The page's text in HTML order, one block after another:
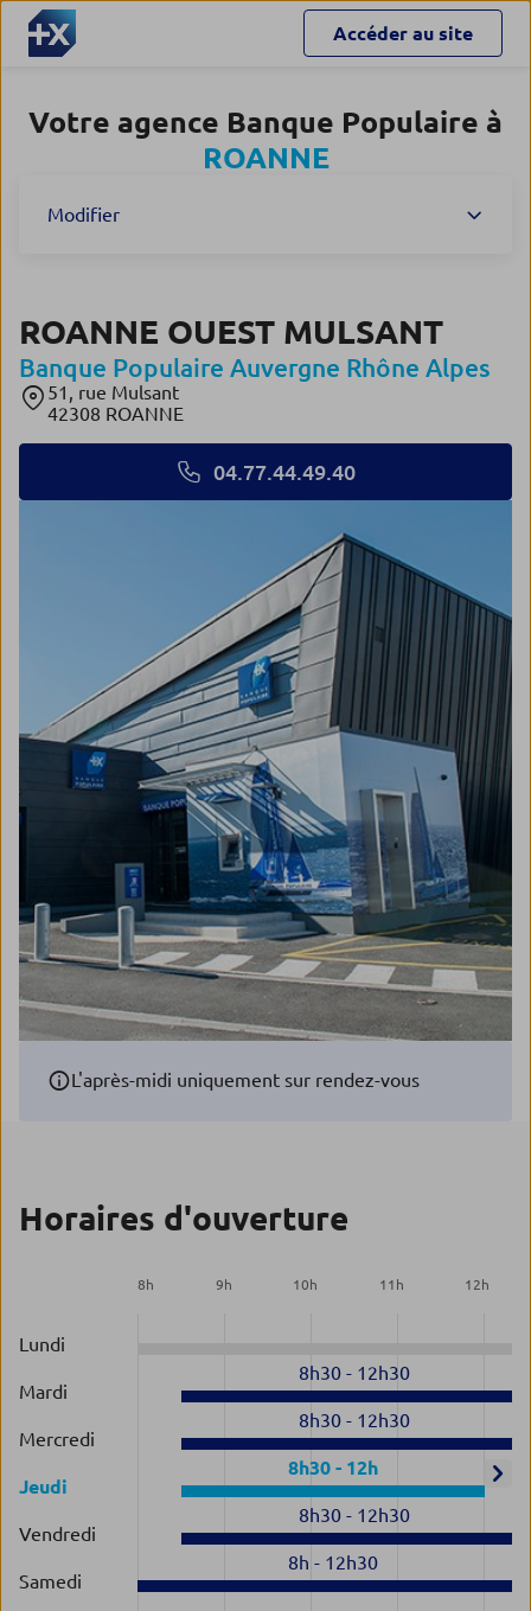
Accéder au site
Votre agence Banque Populaire à
ROANNE
Modifier
ROANNE OUEST MULSANT
Banque Populaire Auvergne Rhône Alpes
51, rue Mulsant
42308 ROANNE
04.77.44.49.40
L'après-midi uniquement sur rendez-vous
Horaires d'ouverture
8h 9h 10h 11 h 12h
Lundi
Mardi
8h30- 12h30
Mercredi
8h30- 12h30
Jeudi
8h30- 12h
Vendredi
8h30- 12h30
Samedi
8h - 12h30